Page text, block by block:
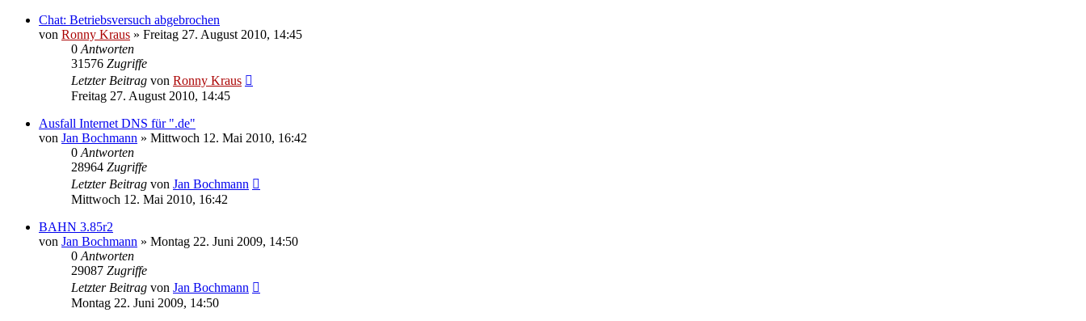
Chat: Betriebsversuch abgebrochen
von Ronny Kraus » Freitag 27. August 2010, 14:45
0 Antworten
31576 Zugriffe
Letzter Beitrag von Ronny Kraus
Freitag 27. August 2010, 14:45
Ausfall Internet DNS für ".de"
von Jan Bochmann » Mittwoch 12. Mai 2010, 16:42
0 Antworten
28964 Zugriffe
Letzter Beitrag von Jan Bochmann
Mittwoch 12. Mai 2010, 16:42
BAHN 3.85r2
von Jan Bochmann » Montag 22. Juni 2009, 14:50
0 Antworten
29087 Zugriffe
Letzter Beitrag von Jan Bochmann
Montag 22. Juni 2009, 14:50